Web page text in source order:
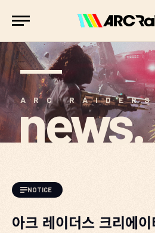
ARC
news.
NOTICE
아크 레이더스 크리에